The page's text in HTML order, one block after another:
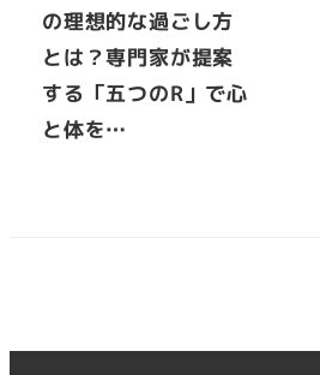
の理想的な過ごし方
とは？専門家が提案
する「五つのR」で心
と体を…